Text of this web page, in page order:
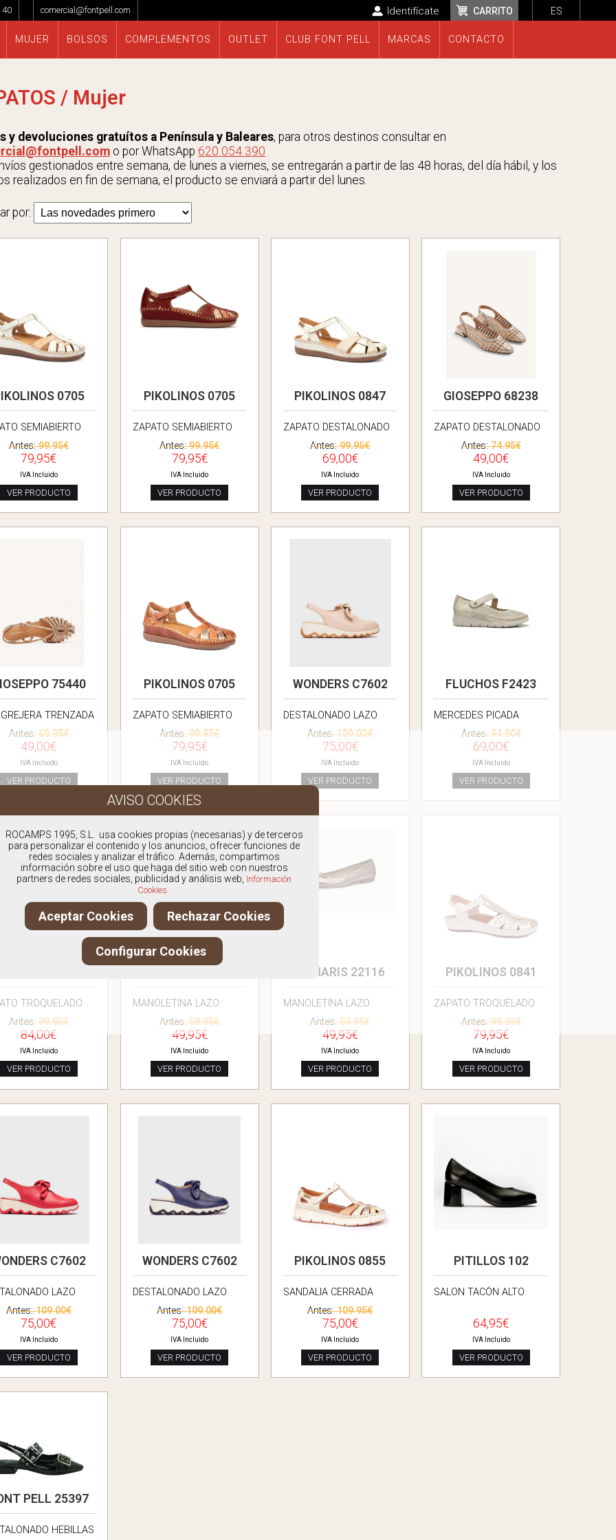
ES
40 comercial@fontpell.com CARRITO
Identifícate
MUJER BOLSOS COMPLEMENTOS OUTLET CLUB FONT PELL MARCAS CONTACTO
/ Mujer
y devoluciones gratuítos a Península y Baleares, para otros destinos consultar en
o por WhatsApp 620 054 390
gestionados entre semana, de lunes a viernes, se entregarán a partir de las 48 horas, del día hábil, y los
realizados en fin de semana, el producto se enviará a partir del lunes.
por:
0705
SEMIABIERTO
Antes:99.95€
79,95€
IVA Incluido
VER PRODUCTO
PIKOLINOS 0705
ZAPATO SEMIABIERTO
Antes:99.95€
79,95€
IVA Incluido
VER PRODUCTO
PIKOLINOS 0847
ZAPATO DESTALONADO
Antes:99.95€
69,00€
IVA Incluido
VER PRODUCTO
GIOSEPPO 68238
ZAPATO DESTALONADO
Antes:74.95€
49,00€
IVA Incluido
VER PRODUCTO
75440
TRENZADA
Antes:69.95€
49,00€
IVA Incluido
VER PRODUCTO
PIKOLINOS 0705
ZAPATO SEMIABIERTO
Antes:99.95€
79,95€
IVA Incluido
VER PRODUCTO
WONDERS C7602
DESTALONADO LAZO
Antes:109.00€
75,00€
IVA Incluido
VER PRODUCTO
FLUCHOS F2423
MERCEDES PICADA
Antes:94.90€
69,00€
IVA Incluido
VER PRODUCTO
TROQUELADO
Antes:99.95€
84,00€
IVA Incluido
VER PRODUCTO
MANOLETINA LAZO
Antes:59.95€
49,95€
IVA Incluido
VER PRODUCTO
TAMARIS 22116
MANOLETINA LAZO
Antes:59.95€
49,95€
IVA Incluido
VER PRODUCTO
PIKOLINOS 0841
ZAPATO TROQUELADO
Antes:99.95€
79,95€
IVA Incluido
VER PRODUCTO
C7602
LAZO
Antes:109.00€
75,00€
IVA Incluido
VER PRODUCTO
WONDERS C7602
DESTALONADO LAZO
Antes:109.00€
75,00€
IVA Incluido
VER PRODUCTO
PIKOLINOS 0855
SANDALIA CERRADA
Antes:109.95€
75,00€
IVA Incluido
VER PRODUCTO
PITILLOS 102
SALON TACÓN ALTO
64,95€
IVA Incluido
VER PRODUCTO
PELL 25397
HEBILLAS
ROCAMPS 1995, S.L. usa cookies propias (necesarias) y de terceros
para personalizar el contenido y los anuncios, ofrecer funciones de
redes sociales y analizar el tráfico. Además, compartimos
información sobre el uso que haga del sitio web con nuestros
partners de redes sociales, publicidad y análisis web, Información
Cookies.
Aceptar Cookies Rechazar Cookies
Configurar Cookies